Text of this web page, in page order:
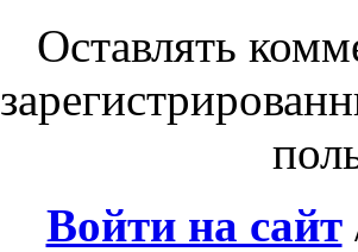
Оставлять
Войти на сайт